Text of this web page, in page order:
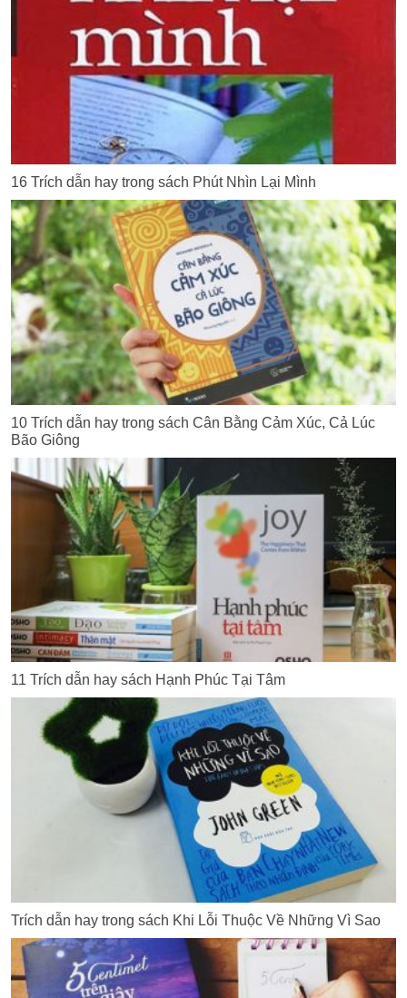
16 Trích dẫn hay trong sách Phút Nhìn Lại Mình
10 Trích dẫn hay trong sách Cân Bằng Cảm Xúc, Cả Lúc
Bão Giông
11 Trích dẫn hay sách Hạnh Phúc Tại Tâm
Trích dẫn hay trong sách Khi Lỗi Thuộc Về Những Vì Sao